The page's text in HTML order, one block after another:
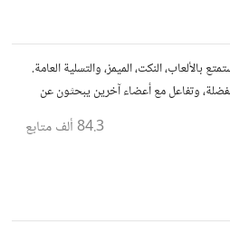
بالألعاب، النكت، الميمز، والتسلية العامة.
وتفاعل مع أعضاء آخرين يبحثون عن
84.3 ألف متابع